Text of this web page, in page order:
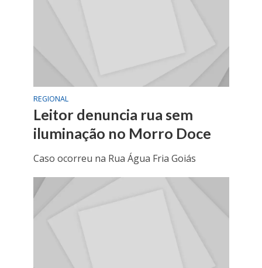
REGIONAL
Leitor denuncia rua sem
iluminação no Morro Doce
Caso ocorreu na Rua Água Fria Goiás